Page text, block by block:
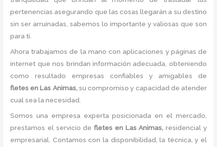
pertenencias asegurando que las cosas llegarán a su destino
sin ser arruinadas, sabemos lo importante y valiosas que son
para ti.
Ahora trabajamos de la mano con aplicaciones y páginas de
internet que nos brindan información adecuada, obteniendo
como resultado empresas confiables y amigables de
fletes en Las Animas,su compromiso y capacidad de atender
cual sea la necesidad.
Somos una empresa experta posicionada en el mercado,
prestamos el servicio defletes en Las Animas, residencial y
empresarial. Contamos con la disponibilidad, la técnica, y el